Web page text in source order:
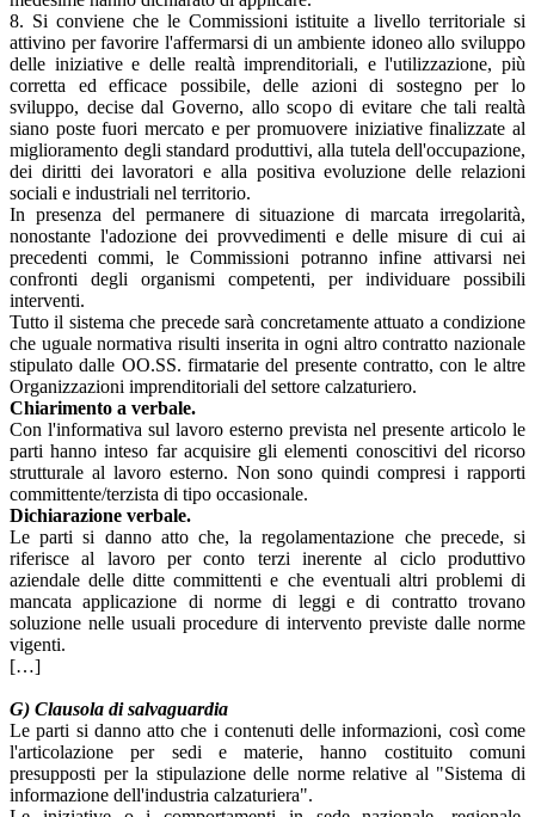
8. Si conviene che le Commissioni istituite a livello territoriale si
attivino per favorire l'affermarsi di un ambiente idoneo allo sviluppo
delle iniziative e delle realtà imprenditoriali, e l'utilizzazione, più
corretta ed efficace possibile, delle azioni di sostegno per lo
sviluppo, decise dal Governo, allo scopo di evitare che tali realtà
siano poste fuori mercato e per promuovere iniziative finalizzate al
miglioramento degli standard produttivi, alla tutela dell'occupazione,
dei diritti dei lavoratori e alla positiva evoluzione delle relazioni
sociali e industriali nel territorio.
In presenza del permanere di situazione di marcata irregolarità,
nonostante l'adozione dei provvedimenti e delle misure di cui ai
precedenti commi, le Commissioni potranno infine attivarsi nei
confronti degli organismi competenti, per individuare possibili
interventi.
Tutto il sistema che precede sarà concretamente attuato a condizione
che uguale normativa risulti inserita in ogni altro contratto nazionale
stipulato dalle OO.SS. firmatarie del presente contratto, con le altre
Organizzazioni imprenditoriali del settore calzaturiero.
Chiarimento a verbale.
Con l'informativa sul lavoro esterno prevista nel presente articolo le
parti hanno inteso far acquisire gli elementi conoscitivi del ricorso
strutturale al lavoro esterno. Non sono quindi compresi i rapporti
committente/terzista di tipo occasionale.
Dichiarazione verbale.
Le parti si danno atto che, la regolamentazione che precede, si
riferisce al lavoro per conto terzi inerente al ciclo produttivo
aziendale delle ditte committenti e che eventuali altri problemi di
mancata applicazione di norme di leggi e di contratto trovano
soluzione nelle usuali procedure di intervento previste dalle norme
vigenti.
[…]
G) Clausola di salvaguardia
Le parti si danno atto che i contenuti delle informazioni, così come
l'articolazione per sedi e materie, hanno costituito comuni
presupposti per la stipulazione delle norme relative al "Sistema di
informazione dell'industria calzaturiera".